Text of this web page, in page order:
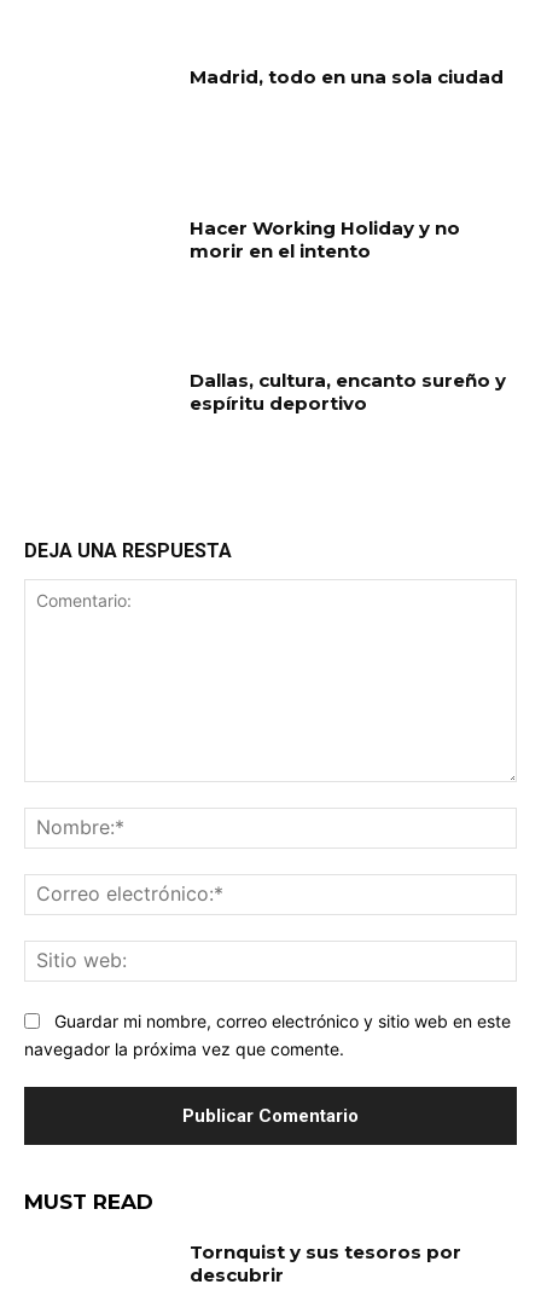
Madrid, todo en una sola ciudad
Hacer Working Holiday y no
morir en el intento
Dallas, cultura, encanto sureño y
espíritu deportivo
DEJA UNA RESPUESTA
Guardar mi nombre, correo electrónico y sitio web en este
navegador la próxima vez que comente.
MUST READ
Tornquist y sus tesoros por
descubrir